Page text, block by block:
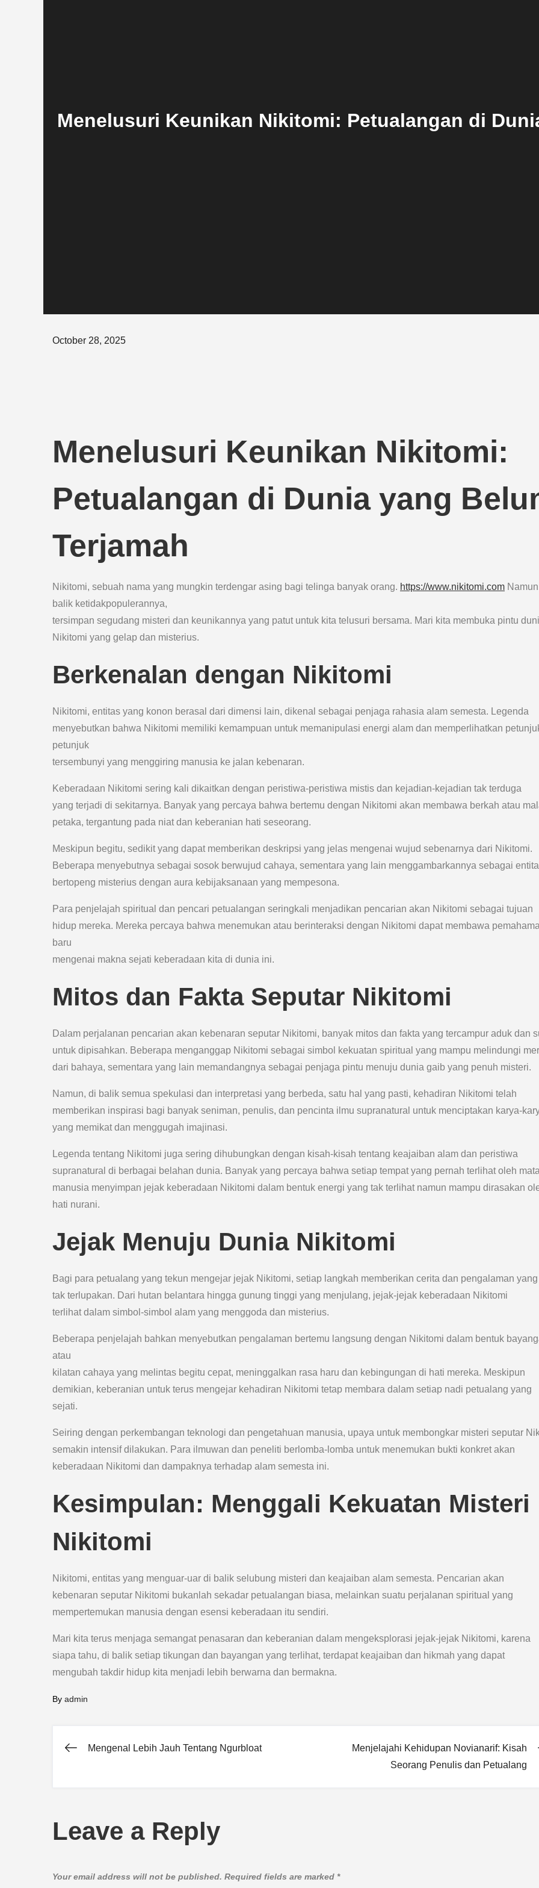
Menelusuri Keunikan Nikitomi: Petualangan di
Posted
October 28, 2025
Menelusuri Keunikan Nikitomi:
Petualangan di Dunia yang
Terjamah
Nikitomi, sebuah nama yang mungkin terdengar asing bagi telinga banyak orang. https://www.nikitomi.com
balik ketidakpopulerannya,
tersimpan segudang misteri dan keunikannya yang patut untuk kita telusuri bersama. Mari kita membuka pintu
Nikitomi yang gelap dan misterius.
Berkenalan dengan Nikitomi
Nikitomi, entitas yang konon berasal dari dimensi lain, dikenal sebagai penjaga rahasia alam semesta. Legenda
menyebutkan bahwa Nikitomi memiliki kemampuan untuk memanipulasi energi alam dan memperlihatkan
petunjuk
tersembunyi yang menggiring manusia ke jalan kebenaran.
Keberadaan Nikitomi sering kali dikaitkan dengan peristiwa-peristiwa mistis dan kejadian-kejadian tak terduga
yang terjadi di sekitarnya. Banyak yang percaya bahwa bertemu dengan Nikitomi akan membawa berkah atau
petaka, tergantung pada niat dan keberanian hati seseorang.
Meskipun begitu, sedikit yang dapat memberikan deskripsi yang jelas mengenai wujud sebenarnya dari Nikitomi.
Beberapa menyebutnya sebagai sosok berwujud cahaya, sementara yang lain menggambarkannya sebagai
bertopeng misterius dengan aura kebijaksanaan yang mempesona.
Para penjelajah spiritual dan pencari petualangan seringkali menjadikan pencarian akan Nikitomi sebagai tujuan
hidup mereka. Mereka percaya bahwa menemukan atau berinteraksi dengan Nikitomi dapat membawa
baru
mengenai makna sejati keberadaan kita di dunia ini.
Mitos dan Fakta Seputar Nikitomi
Dalam perjalanan pencarian akan kebenaran seputar Nikitomi, banyak mitos dan fakta yang tercampur aduk dan
untuk dipisahkan. Beberapa menganggap Nikitomi sebagai simbol kekuatan spiritual yang mampu melindungi
dari bahaya, sementara yang lain memandangnya sebagai penjaga pintu menuju dunia gaib yang penuh misteri.
Namun, di balik semua spekulasi dan interpretasi yang berbeda, satu hal yang pasti, kehadiran Nikitomi telah
memberikan inspirasi bagi banyak seniman, penulis, dan pencinta ilmu supranatural untuk menciptakan karya-
yang memikat dan menggugah imajinasi.
Legenda tentang Nikitomi juga sering dihubungkan dengan kisah-kisah tentang keajaiban alam dan peristiwa
supranatural di berbagai belahan dunia. Banyak yang percaya bahwa setiap tempat yang pernah terlihat oleh mata
manusia menyimpan jejak keberadaan Nikitomi dalam bentuk energi yang tak terlihat namun mampu dirasakan
hati nurani.
Jejak Menuju Dunia Nikitomi
Bagi para petualang yang tekun mengejar jejak Nikitomi, setiap langkah memberikan cerita dan pengalaman yang
tak terlupakan. Dari hutan belantara hingga gunung tinggi yang menjulang, jejak-jejak keberadaan Nikitomi
terlihat dalam simbol-simbol alam yang menggoda dan misterius.
Beberapa penjelajah bahkan menyebutkan pengalaman bertemu langsung dengan Nikitomi dalam bentuk
atau
kilatan cahaya yang melintas begitu cepat, meninggalkan rasa haru dan kebingungan di hati mereka. Meskipun
demikian, keberanian untuk terus mengejar kehadiran Nikitomi tetap membara dalam setiap nadi petualang yang
sejati.
Seiring dengan perkembangan teknologi dan pengetahuan manusia, upaya untuk membongkar misteri seputar
semakin intensif dilakukan. Para ilmuwan dan peneliti berlomba-lomba untuk menemukan bukti konkret akan
keberadaan Nikitomi dan dampaknya terhadap alam semesta ini.
Kesimpulan: Menggali Kekuatan Misteri
Nikitomi
Nikitomi, entitas yang menguar-uar di balik selubung misteri dan keajaiban alam semesta. Pencarian akan
kebenaran seputar Nikitomi bukanlah sekadar petualangan biasa, melainkan suatu perjalanan spiritual yang
mempertemukan manusia dengan esensi keberadaan itu sendiri.
Mari kita terus menjaga semangat penasaran dan keberanian dalam mengeksplorasi jejak-jejak Nikitomi, karena
siapa tahu, di balik setiap tikungan dan bayangan yang terlihat, terdapat keajaiban dan hikmah yang dapat
mengubah takdir hidup kita menjadi lebih berwarna dan bermakna.
By admin
Post
Mengenal Lebih Jauh Tentang Ngurbloat
Menjelajahi Kehidupan Novianarif: Kisah
Seorang Penulis dan Petualang
Leave a Reply
Your email address will not be published. Required fields are marked *